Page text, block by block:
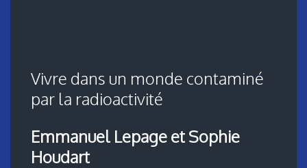
Vivre dans un monde contaminé
par la radioactivité
Emmanuel Lepage et Sophie
Houdart